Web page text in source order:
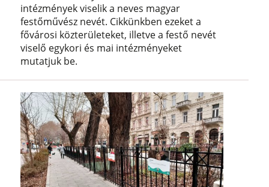
intézmények viselik a neves magyar
festőművész nevét. Cikkünkben ezeket a
fővárosi közterületeket, illetve a festő nevét
viselő egykori és mai intézményeket
mutatjuk be.